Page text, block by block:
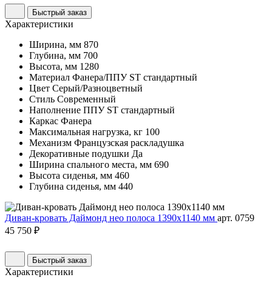
Быстрый заказ
Характеристики
Ширина, мм 870
Глубина, мм 700
Высота, мм 1280
Материал Фанера/ППУ ST стандартный
Цвет Серый/Разноцветный
Стиль Современный
Наполнение ППУ ST стандартный
Каркас Фанера
Максимальная нагрузка, кг 100
Механизм Французская раскладушка
Декоративные подушки Да
Ширина спального места, мм 690
Высота сиденья, мм 460
Глубина сиденья, мм 440
Диван-кровать Даймонд нео полоса 1390х1140 мм арт. 0759
45 750 ₽
Быстрый заказ
Характеристики